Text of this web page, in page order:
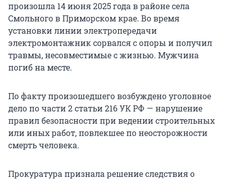
произошла 14 июня 2025 года в районе села
Смольного в Приморском крае. Во время
установки линии электропередачи
электромонтажник сорвался с опоры и получил
травмы, несовместимые с жизнью. Мужчина
погиб на месте.
По факту произошедшего возбуждено уголовное
дело по части 2 статьи 216 УК РФ — нарушение
правил безопасности при ведении строительных
или иных работ, повлекшее по неосторожности
смерть человека.
Прокуратура признала решение следствия о